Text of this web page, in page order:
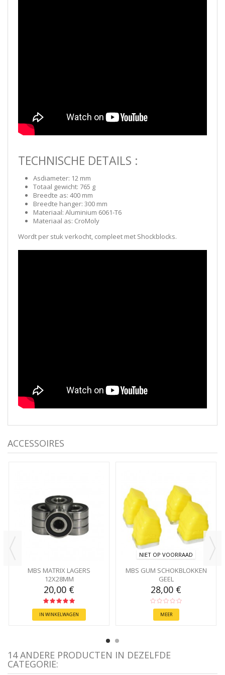
TECHNISCHE DETAILS :
Asdiameter: 12 mm
Totaal gewicht: 765 g
Breedte as: 400 mm
Breedte hanger: 300 mm
Materiaal: Aluminium 6061-T6
Materiaal as: CroMoly
Wordt per stuk verkocht, compleet met Shockblocks.
ACCESSOIRES
MBS MATRIX LAGERS
12X28MM
20,00 €
IN WINKELWAGEN
NIET OP VOORRAAD
MBS GUM SCHOKBLOKKEN
GEEL
28,00 €
MEER
14 ANDERE PRODUCTEN IN DEZELFDE
CATEGORIE: